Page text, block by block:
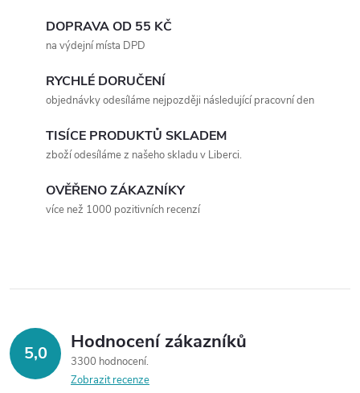
r
v
k
DOPRAVA OD 55 KČ
na výdejní místa DPD
RYCHLÉ DORUČENÍ
objednávky odesíláme nejpozději následující pracovní den
TISÍCE PRODUKTŮ SKLADEM
zboží odesíláme z našeho skladu v Liberci.
OVĚŘENO ZÁKAZNÍKY
více než 1000 pozitivních recenzí
5,0 Hodnocení zákazníků
3300 hodnocení
Zobrazit recenze